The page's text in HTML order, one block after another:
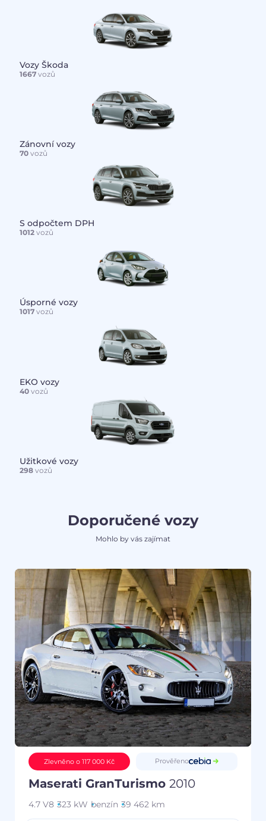
Vozy Škoda
1667vozů
Zánovní vozy
70vozů
S odpočtem DPH
1012vozů
Úsporné vozy
1017vozů
EKO vozy
40vozů
Užitkové vozy
298vozů
Doporučené vozy
Mohlo by vás zajímat
Zlevněno o 117 000 Kč Prověřeno
Maserati GranTurismo 2010
4.7 V8 323 kW benzín 39 462 km